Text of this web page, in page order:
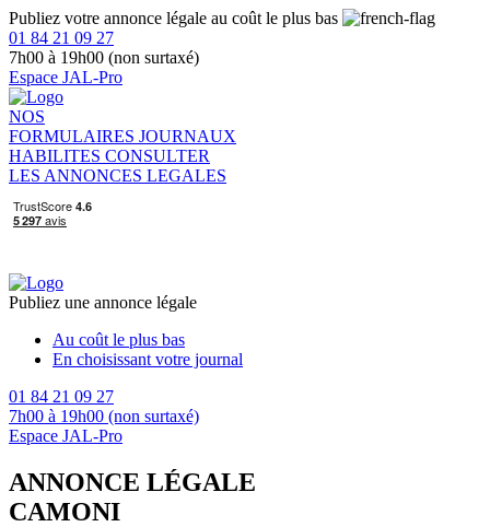
Publiez votre annonce légale au coût le plus bas
01 84 21 09 27
7h00 à 19h00 (non surtaxé)
Espace JAL-Pro
NOS
FORMULAIRES JOURNAUX
HABILITES CONSULTER
LES ANNONCES LEGALES
Publiez une annonce légale
Au coût le plus bas
En choisissant votre journal
01 84 21 09 27
7h00 à 19h00 (non surtaxé)
Espace JAL-Pro
ANNONCE LÉGALE
CAMONI